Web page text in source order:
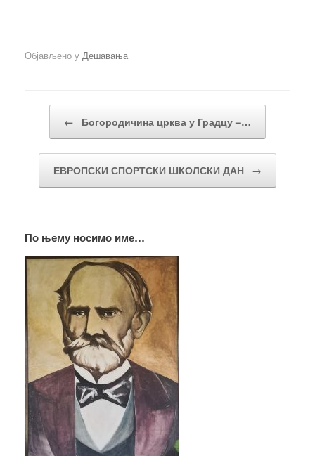
Објављено у Дешавања
← Богородичина црква у Градцу –…
ЕВРОПСКИ СПОРТСКИ ШКОЛСКИ ДАН →
По њему носимо име…